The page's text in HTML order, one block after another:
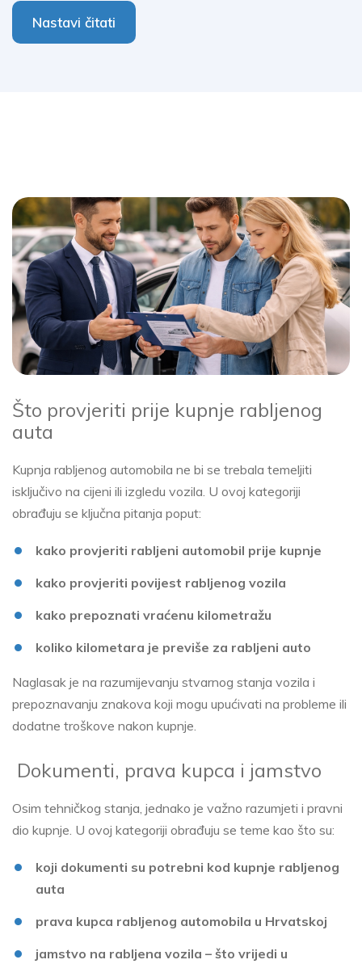
Nastavi čitati
Što provjeriti prije kupnje rabljenog
auta
Kupnja rabljenog automobila ne bi se trebala temeljiti
isključivo na cijeni ili izgledu vozila. U ovoj kategoriji
obrađuju se ključna pitanja poput:
kako provjeriti rabljeni automobil prije kupnje
kako provjeriti povijest rabljenog vozila
kako prepoznati vraćenu kilometražu
koliko kilometara je previše za rabljeni auto
Naglasak je na razumijevanju stvarnog stanja vozila i
prepoznavanju znakova koji mogu upućivati na probleme ili
dodatne troškove nakon kupnje.
Dokumenti, prava kupca i jamstvo
Osim tehničkog stanja, jednako je važno razumjeti i pravni
dio kupnje. U ovoj kategoriji obrađuju se teme kao što su:
koji dokumenti su potrebni kod kupnje rabljenog
auta
prava kupca rabljenog automobila u Hrvatskoj
jamstvo na rabljena vozila – što vrijedi u